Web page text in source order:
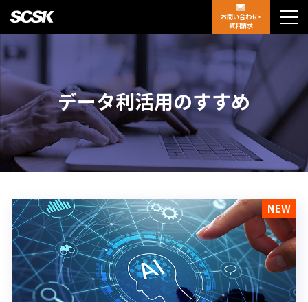
お問い合わせ・
資料請求
データ利活用のすすめ